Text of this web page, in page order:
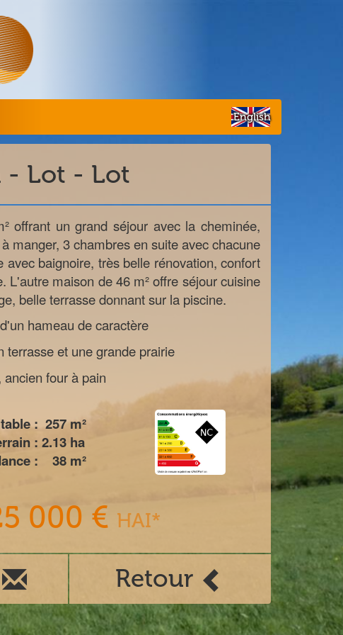
English
- Lot - Lot
offrant un grand séjour avec la cheminée,
manger, 3 chambres en suite avec chacune
avec baignoire, très belle rénovation, confort
L'autre maison de 46 m² offre séjour cuisine
belle terrasse donnant sur la piscine.
hameau de caractère
terrasse et une grande prairie
ancien four à pain
: 257m²
: 2.13 ha
:
38 m²
000 € HAI*
Retour